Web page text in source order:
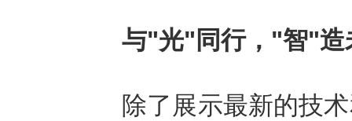
与"光"同行，"智"造
除了展示最新的技